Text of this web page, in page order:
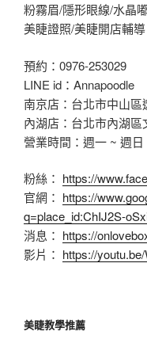
粉霧眉/隱形眼線/水晶
美睫證照/美睫開店輔導
預約：0976-253029
LINE id：Annapoodle
南京店：台北市中山
內湖店：台北市內湖區
營業時間：週一 ~ 週
粉絲： https://
官網： https://
q=place_id:ChIJ2S-
消息： https://
影片： https://
美睫教學推薦